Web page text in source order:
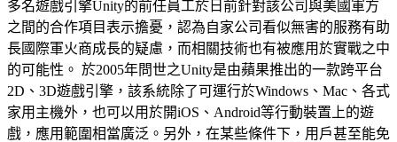
多名遊戲引擎Unity的前任員工於日前針對該公司與美國軍方
之間的合作項目表示擔憂，認為自家公司看似無害的服務有助
長國際軍火商成長的疑慮，而相關技術也有被應用於實戰之中
的可能性。 於2005年問世之Unity是由蘋果推出的一款跨平台
2D、3D遊戲引擎，該系統除了可運行於Windows、Mac、各式
家用主機外，也可以用於開iOS、Android等行動裝置上的遊
戲，應用範圍相當廣泛。另外，在某些條件下，用戶甚至能免